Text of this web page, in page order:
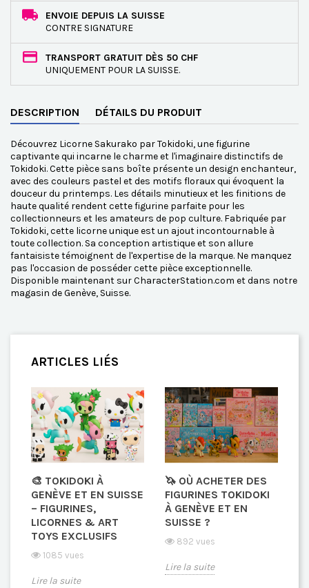
ENVOIE DEPUIS LA SUISSE
CONTRE SIGNATURE
TRANSPORT GRATUIT DÈS 50 CHF
UNIQUEMENT POUR LA SUISSE.
DESCRIPTION DÉTAILS DU PRODUIT
Découvrez Licorne Sakurako par Tokidoki, une figurine
captivante qui incarne le charme et l'imaginaire distinctifs de
Tokidoki. Cette pièce sans boîte présente un design enchanteur,
avec des couleurs pastel et des motifs floraux qui évoquent la
douceur du printemps. Les détails minutieux et les finitions de
haute qualité rendent cette figurine parfaite pour les
collectionneurs et les amateurs de pop culture. Fabriquée par
Tokidoki, cette licorne unique est un ajout incontournable à
toute collection. Sa conception artistique et son allure
fantaisiste témoignent de l'expertise de la marque. Ne manquez
pas l'occasion de posséder cette pièce exceptionnelle.
Disponible maintenant sur CharacterStation.com et dans notre
magasin de Genève, Suisse.
ARTICLES LIÉS
🎨 TOKIDOKI À
GENÈVE ET EN SUISSE
– FIGURINES,
LICORNES & ART
TOYS EXCLUSIFS
1085 vues
Lire la suite
🦄 OÙ ACHETER DES
FIGURINES TOKIDOKI
À GENÈVE ET EN
SUISSE ?
892 vues
Lire la suite